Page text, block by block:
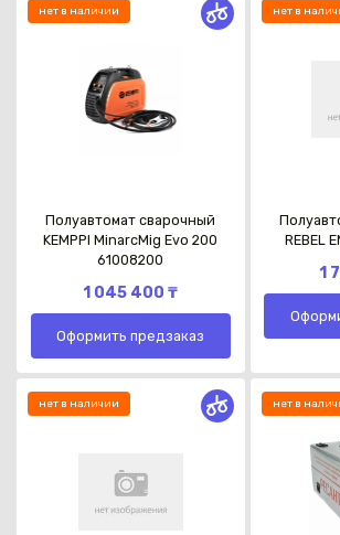
нет в наличии
Полуавтомат сварочный
KEMPPI MinarcMig Evo 200
61008200
1 045 400 ₸
Оформить предзаказ
нет в
REBEL
1
нет в наличии нет в